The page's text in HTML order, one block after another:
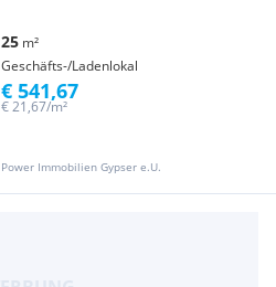
25 m²
Geschäfts-/Ladenlokal
Power Immobilien Gypser e.U.
€ 21,67/m²
€ 541,67